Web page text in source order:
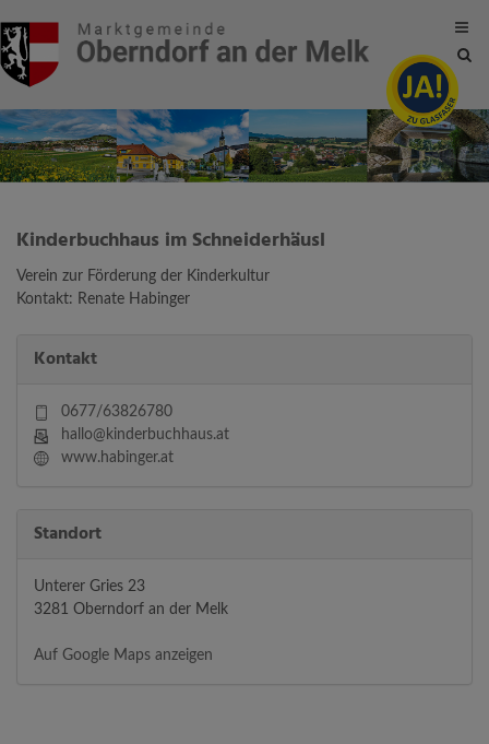
Site
Kinderbuchhaus im Schneiderhäusl
Verein zur Förderung der Kinderkultur
Kontakt: Renate Habinger
Kontakt
0677/63826780
hallo@kinderbuchhaus.at
www.habinger.at
Standort
Unterer Gries 23
3281 Oberndorf an der Melk
Auf Google Maps anzeigen